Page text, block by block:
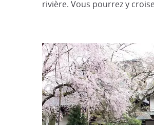
rivière. Vous pourrez y